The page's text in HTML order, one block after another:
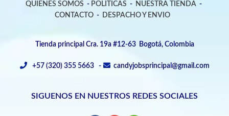
QUIENES SOMOS - POLITICAS - NUESTRA TIENDA -
CONTACTO- DESPACHO Y ENVIO
Tienda principal Cra. 19a #12-63 Bogotá, Colombia
+57 (320) 355 5663 - candyjobsprincipal@gmail.com
SIGUENOS EN NUESTROS REDES SOCIALES